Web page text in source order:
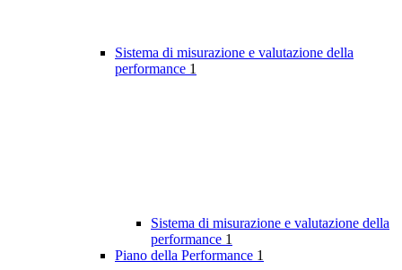
Sistema di misurazione e valutazione della
performance 1
Sistema di misurazione e valutazione della
performance 1
Piano della Performance 1